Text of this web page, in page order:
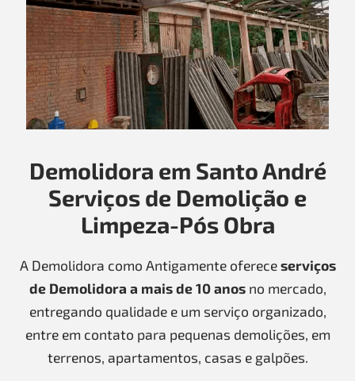
Demolidora em Santo André
Serviços de Demolição e
Limpeza-Pós Obra
A Demolidora como Antigamente ofereceserviços
de Demolidora a mais de 10 anosno mercado,
entregando qualidade e um serviço organizado,
entre em contato para pequenas demolições, em
terrenos, apartamentos, casas e galpões.